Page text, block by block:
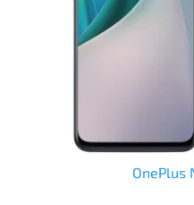
OnePlus